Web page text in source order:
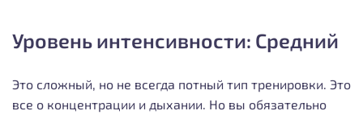
Уровень интенсивности: Средний
Это сложный, но не всегда потный тип тренировки. Это
все о концентрации и дыхании. Но вы обязательно